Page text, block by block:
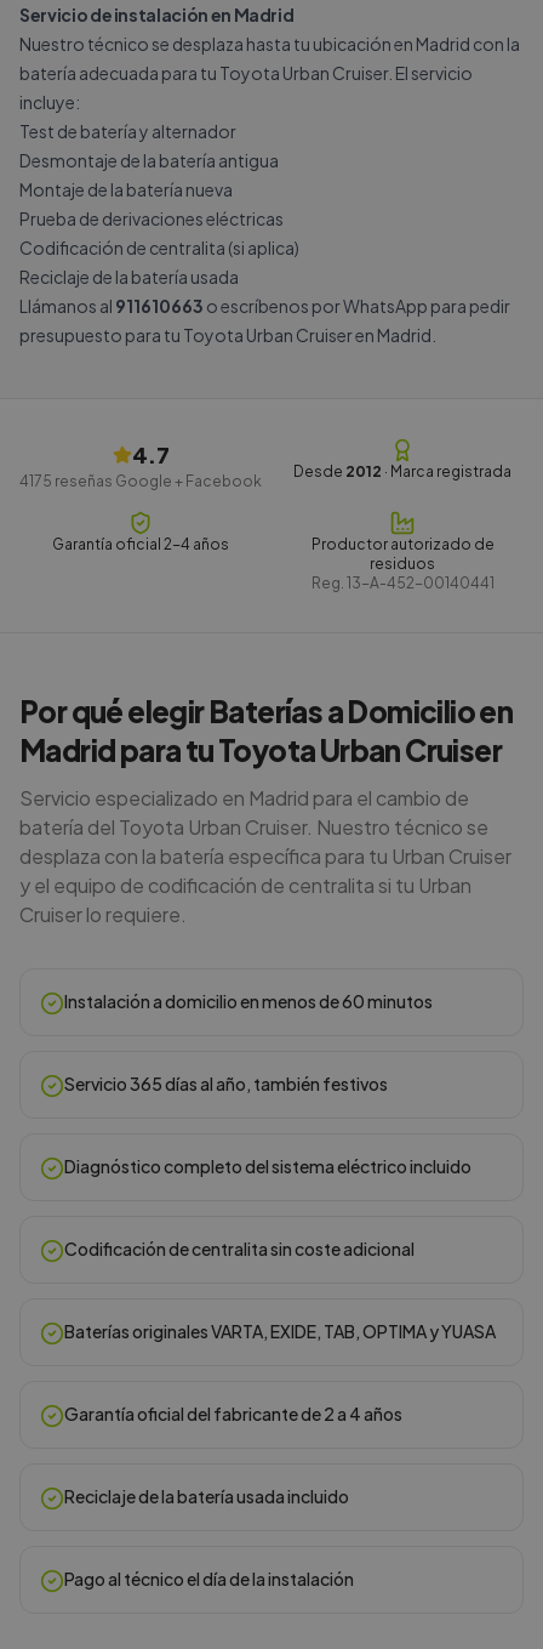
Servicio de instalación en Madrid
Nuestro técnico se desplaza hasta tu ubicación en Madrid con la
batería adecuada para tu Toyota Urban Cruiser. El servicio
incluye:
Test de batería y alternador
Desmontaje de la batería antigua
Montaje de la batería nueva
Prueba de derivaciones eléctricas
Codificación de centralita (si aplica)
Reciclaje de la batería usada
Llámanos al 911610663 o escríbenos porWhatsApp para pedir
presupuesto para tu Toyota Urban Cruiser en Madrid.
4.7
4175 reseñas Google + Facebook
Desde 2012 · Marca registrada
Garantía oficial 2-4 años
Productor autorizado de
residuos
Reg. 13-A-452-00140441
Por qué elegir Baterías a Domicilio en
Madrid para tu Toyota Urban Cruiser
Servicio especializado en Madrid para el cambio de
batería del Toyota Urban Cruiser. Nuestro técnico se
desplaza con la batería específica para tu Urban Cruiser
y el equipo de codificación de centralita si tu Urban
Cruiser lo requiere.
Instalación a domicilio en menos de 60 minutos
Servicio 365 días al año, también festivos
Diagnóstico completo del sistema eléctrico incluido
Codificación de centralita sin coste adicional
Baterías originales VARTA, EXIDE, TAB, OPTIMA y YUASA
Garantía oficial del fabricante de 2 a 4 años
Reciclaje de la batería usada incluido
Pago al técnico el día de la instalación